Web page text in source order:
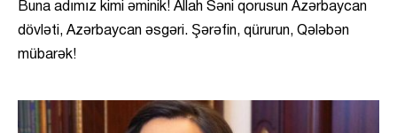
Buna adımız kimi əminik! Allah Səni qorusun Azərbaycan
dövləti, Azərbaycan əsgəri. Şərəfin, qürurun, Qələbən
mübarək!